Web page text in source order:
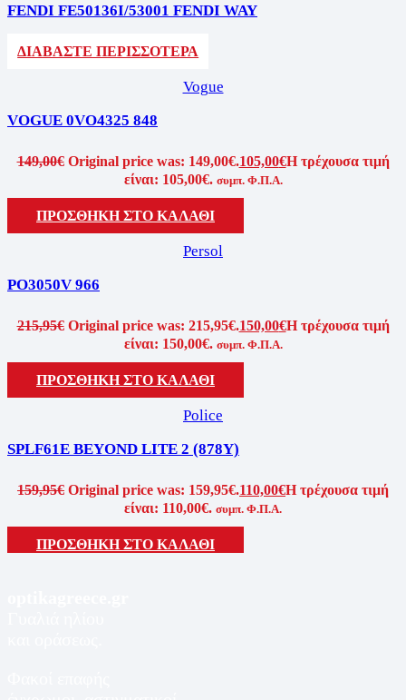
FENDI FE50136I/53001 FENDI WAY
ΔΙΑΒΑΣΤΕ ΠΕΡΙΣΣΟΤΕΡΑ
Vogue
VOGUE 0VO4325 848
149,00€ Original price was: 149,00€.105,00€Η τρέχουσα τιμή
είναι: 105,00€. συμπ. Φ.Π.Α.
ΠΡΟΣΘΗΚΗ ΣΤΟ ΚΑΛΑΘΙ
Persol
PO3050V 966
215,95€ Original price was: 215,95€.150,00€Η τρέχουσα τιμή
είναι: 150,00€. συμπ. Φ.Π.Α.
ΠΡΟΣΘΗΚΗ ΣΤΟ ΚΑΛΑΘΙ
Police
SPLF61E BEYOND LITE 2 (878Y)
159,95€ Original price was: 159,95€.110,00€Η τρέχουσα τιμή
είναι: 110,00€. συμπ. Φ.Π.Α.
ΠΡΟΣΘΗΚΗ ΣΤΟ ΚΑΛΑΘΙ